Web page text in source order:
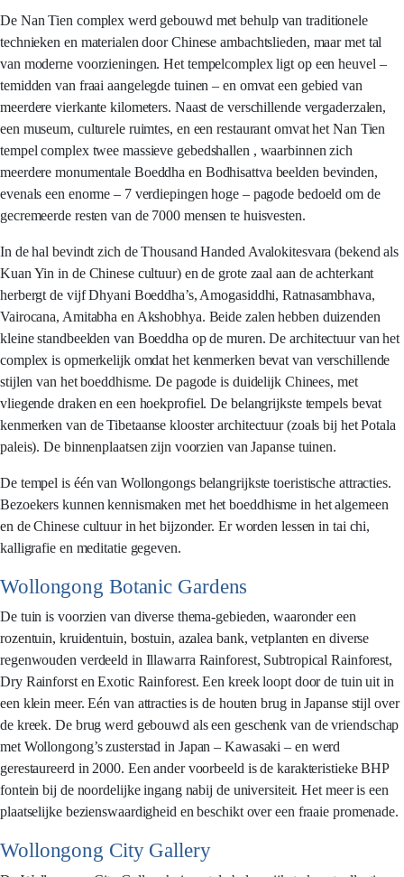
De Nan Tien complex werd gebouwd met behulp van traditionele
technieken en materialen door Chinese ambachtslieden, maar met tal
van moderne voorzieningen. Het tempelcomplex ligt op een heuvel –
temidden van fraai aangelegde tuinen – en omvat een gebied van
meerdere vierkante kilometers. Naast de verschillende vergaderzalen,
een museum, culturele ruimtes, en een restaurant omvat het Nan Tien
tempel complex twee massieve gebedshallen , waarbinnen zich
meerdere monumentale Boeddha en Bodhisattva beelden bevinden,
evenals een enorme – 7 verdiepingen hoge – pagode bedoeld om de
gecremeerde resten van de 7000 mensen te huisvesten.
In de hal bevindt zich de Thousand Handed Avalokitesvara (bekend als
Kuan Yin in de Chinese cultuur) en de grote zaal aan de achterkant
herbergt de vijf Dhyani Boeddha’s, Amogasiddhi, Ratnasambhava,
Vairocana, Amitabha en Akshobhya. Beide zalen hebben duizenden
kleine standbeelden van Boeddha op de muren. De architectuur van het
complex is opmerkelijk omdat het kenmerken bevat van verschillende
stijlen van het boeddhisme. De pagode is duidelijk Chinees, met
vliegende draken en een hoekprofiel. De belangrijkste tempels bevat
kenmerken van de Tibetaanse klooster architectuur (zoals bij het Potala
paleis). De binnenplaatsen zijn voorzien van Japanse tuinen.
De tempel is één van Wollongongs belangrijkste toeristische attracties.
Bezoekers kunnen kennismaken met het boeddhisme in het algemeen
en de Chinese cultuur in het bijzonder. Er worden lessen in tai chi,
kalligrafie en meditatie gegeven.
Wollongong Botanic Gardens
De tuin is voorzien van diverse thema-gebieden, waaronder een
rozentuin, kruidentuin, bostuin, azalea bank, vetplanten en diverse
regenwouden verdeeld in Illawarra Rainforest, Subtropical Rainforest,
Dry Rainforst en Exotic Rainforest. Een kreek loopt door de tuin uit in
een klein meer. Eén van attracties is de houten brug in Japanse stijl over
de kreek. De brug werd gebouwd als een geschenk van de vriendschap
met Wollongong’s zusterstad in Japan – Kawasaki – en werd
gerestaureerd in 2000. Een ander voorbeeld is de karakteristieke BHP
fontein bij de noordelijke ingang nabij de universiteit. Het meer is een
plaatselijke bezienswaardigheid en beschikt over een fraaie promenade.
Wollongong City Gallery